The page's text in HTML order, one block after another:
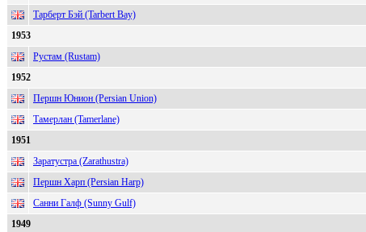
Тарберт Бэй (Tarbert Bay)
1953
Рустам (Rustam)
1952
Першн Юнион (Persian Union)
Тамерлан (Tamerlane)
1951
Заратустра (Zarathustra)
Першн Харп (Persian Harp)
Санни Галф (Sunny Gulf)
1949